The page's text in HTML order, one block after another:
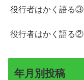
役行者はかく語る③
役行者はかく語る②
年月別投稿